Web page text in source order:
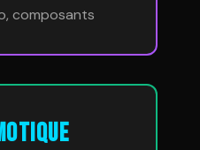
composants